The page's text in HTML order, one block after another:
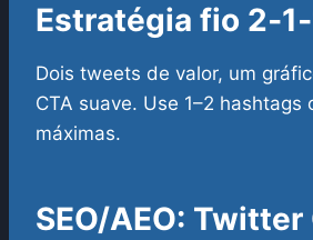
Estratégia fio
Dois tweets de valor, um
CTA suave. Use 1–2 hashtags
máximas.
SEO/AEO: Twitter